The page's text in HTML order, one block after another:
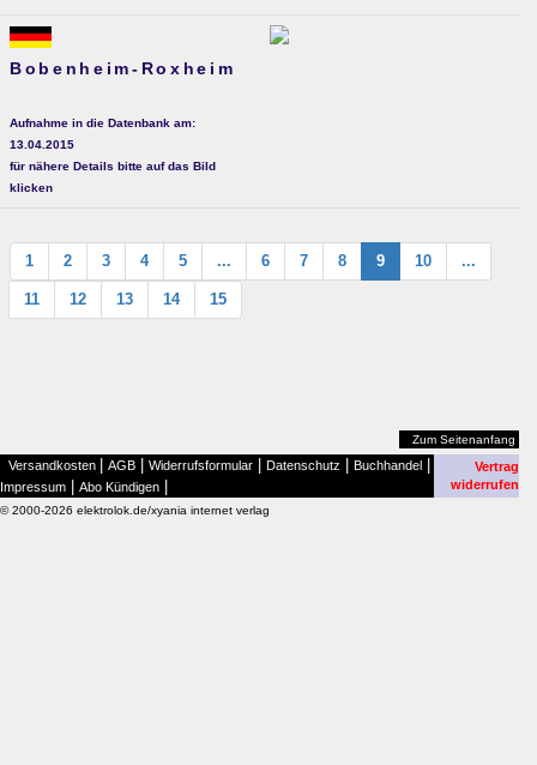
Bobenheim-Roxheim
Aufnahme in die Datenbank am:
13.04.2015
für nähere Details bitte auf das Bild
klicken
1 2 3 4 5 ... 6 7 8 9 10 ...
11 12 13 14 15
Zum Seitenanfang
Versandkosten AGB Widerrufsformular Datenschutz Buchhandel
Impressum Abo Kündigen
Vertrag
widerrufen
© 2000-2026 elektrolok.de/xyania internet verlag